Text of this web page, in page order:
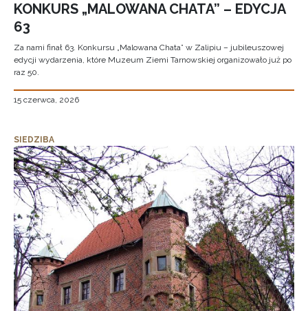
KONKURS „MALOWANA CHATA” – EDYCJA
63
Za nami finał 63. Konkursu „Malowana Chata” w Zalipiu – jubileuszowej
edycji wydarzenia, które Muzeum Ziemi Tarnowskiej organizowało już po
raz 50.
15 czerwca, 2026
SIEDZIBA